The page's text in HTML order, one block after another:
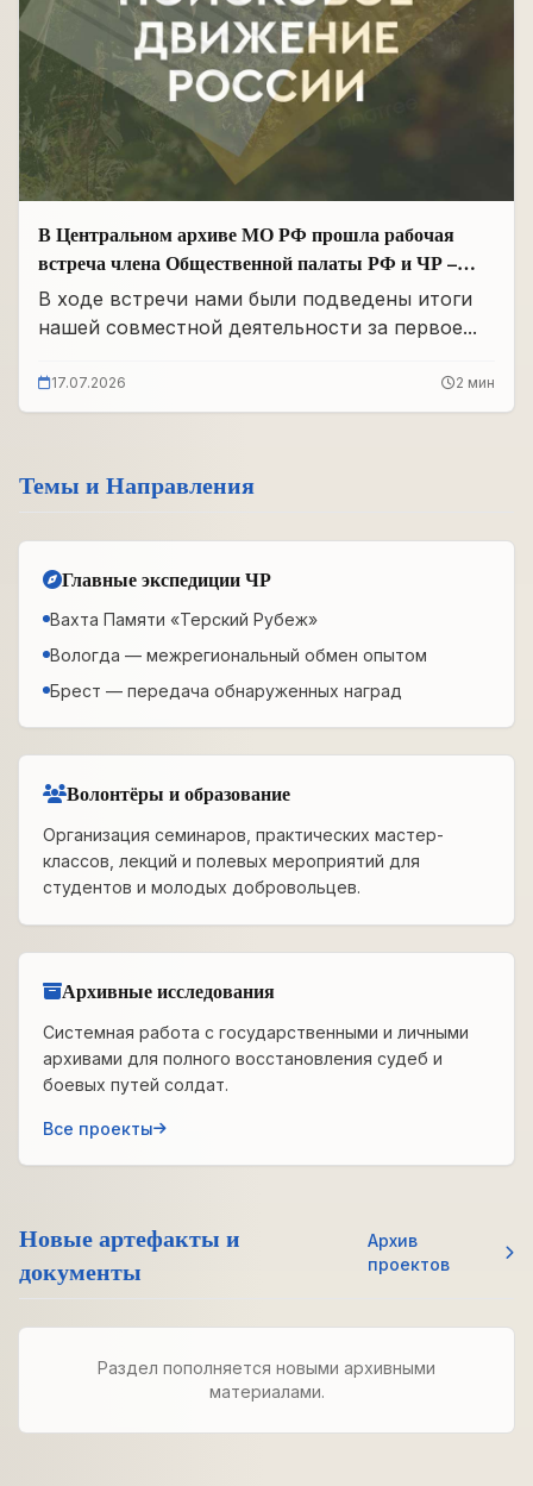
В Центральном архиве МО РФ прошла рабочая
встреча члена Общественной палаты РФ и ЧР –
Руководителя Регионального отделения «Поисковое
движение России» в ЧР Иса Сардалов с
Панковым
В ходе встречи нами были подведены итоги
нашей совместной деятельности за первое...
17.07.2026 2 мин
Темы и Направления
Главные экспедиции ЧР
Вахта Памяти «Терский Рубеж»
Вологда — межрегиональный обмен опытом
Брест — передача обнаруженных наград
Волонтёры и образование
Организация семинаров, практических мастер-
классов, лекций и полевых мероприятий для
студентов и молодых добровольцев.
Архивные исследования
Системная работа с государственными и личными
архивами для полного восстановления судеб и
боевых путей солдат.
Все проекты
Новые артефакты и
документы
Архив
проектов
Раздел пополняется новыми архивными
материалами.